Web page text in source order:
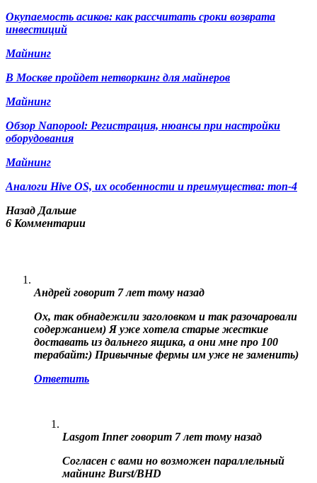
Окупаемость асиков: как рассчитать сроки возврата
инвестиций
Майнинг
В Москве пройдет нетворкинг для майнеров
Майнинг
Обзор Nanopool: Регистрация, нюансы при настройки
оборудования
Майнинг
Аналоги Hive OS, их особенности и преимущества: топ-4
Назад Дальше
6 Комментарии
Андрей говорит 7 лет тому назад
Ох, так обнадежили заголовком и так разочаровали
содержанием) Я уже хотела старые жесткие
доставать из дальнего ящика, а они мне про 100
терабайт:) Привычные фермы им уже не заменить)
Ответить
Lasgom Innerговорит 7 лет тому назад
Согласен с вами но возможен параллельный
майнинг Burst/BHD